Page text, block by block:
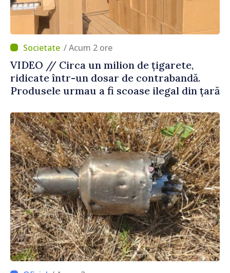
/ Acum 2 ore
VIDEO // Circa un milion de țigarete,
ridicate într-un dosar de contrabandă.
Produsele urmau a fi scoase ilegal din țară